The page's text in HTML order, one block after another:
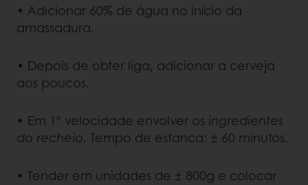
• Adicionar 60% de água no início da
amassadura.
• Depois de obter liga, adicionar a cerveja
aos poucos.
• Em 1º velocidade envolver os ingredientes
do recheio. Tempo de estanca: ± 60 minutos.
• Tender em unidades de ± 800g e colocar